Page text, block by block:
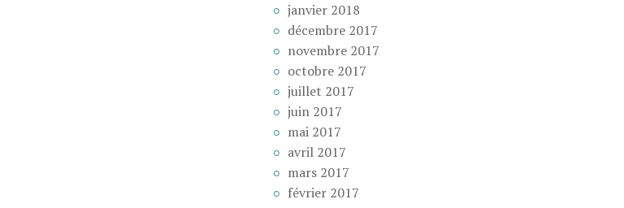
janvier 2018
décembre 2017
novembre 2017
octobre 2017
juillet 2017
juin 2017
mai 2017
avril 2017
mars 2017
février 2017